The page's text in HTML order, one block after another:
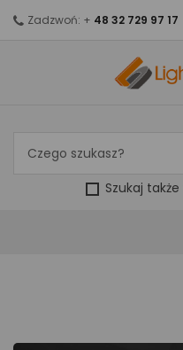
Szukaj
Zadzwoń: + 48 32 729 97 17